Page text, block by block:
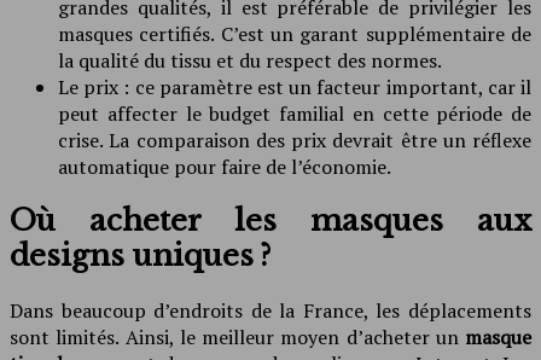
grandes qualités, il est préférable de privilégier les
masques certifiés. C’est un garant supplémentaire de
la qualité du tissu et du respect des normes.
Le prix : ce paramètre est un facteur important, car il
peut affecter le budget familial en cette période de
crise. La comparaison des prix devrait être un réflexe
automatique pour faire de l’économie.
Où acheter les masques aux
designs uniques ?
Dans beaucoup d’endroits de la France, les déplacements
sont limités. Ainsi, le meilleur moyen d’acheter unmasque